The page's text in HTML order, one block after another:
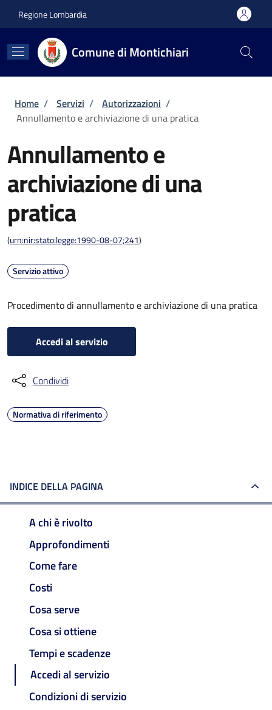
Regione Lombardia
Comune di Montichiari
Briciole di pane
Home / Servizi / Autorizzazioni /
Annullamento e archiviazione di una pratica
Annullamento e
archiviazione di una
pratica
(urn:nir:stato:legge:1990-08-07;241)
Servizio attivo
Procedimento di annullamento e archiviazione di una pratica
Accedi al servizio
Condividi
Normativa di riferimento
INDICE DELLA PAGINA
A chi è rivolto
Approfondimenti
Come fare
Costi
Cosa serve
Cosa si ottiene
Tempi e scadenze
Accedi al servizio
Condizioni di servizio